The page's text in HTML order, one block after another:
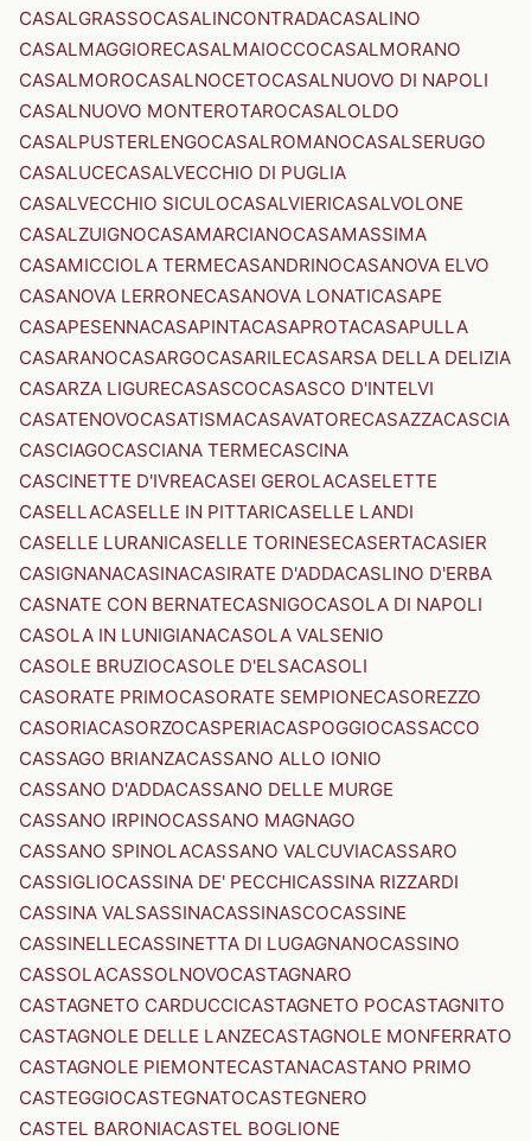
CASALGRASSOCASALINCONTRADACASALINO
CASALMAGGIORECASALMAIOCCOCASALMORANO
CASALMOROCASALNOCETOCASALNUOVO DI NAPOLI
CASALNUOVO MONTEROTAROCASALOLDO
CASALPUSTERLENGOCASALROMANOCASALSERUGO
CASALUCECASALVECCHIO DI PUGLIA
CASALVECCHIO SICULOCASALVIERICASALVOLONE
CASALZUIGNOCASAMARCIANOCASAMASSIMA
CASAMICCIOLA TERMECASANDRINOCASANOVA ELVO
CASANOVA LERRONECASANOVA LONATICASAPE
CASAPESENNACASAPINTACASAPROTACASAPULLA
CASARANOCASARGOCASARILECASARSA DELLA DELIZIA
CASARZA LIGURECASASCOCASASCO D'INTELVI
CASATENOVOCASATISMACASAVATORECASAZZACASCIA
CASCIAGOCASCIANA TERMECASCINA
CASCINETTE D'IVREACASEI GEROLACASELETTE
CASELLACASELLE IN PITTARICASELLE LANDI
CASELLE LURANICASELLE TORINESECASERTACASIER
CASIGNANACASINACASIRATE D'ADDACASLINO D'ERBA
CASNATE CON BERNATECASNIGOCASOLA DI NAPOLI
CASOLA IN LUNIGIANACASOLA VALSENIO
CASOLE BRUZIOCASOLE D'ELSACASOLI
CASORATE PRIMOCASORATE SEMPIONECASOREZZO
CASORIACASORZOCASPERIACASPOGGIOCASSACCO
CASSAGO BRIANZACASSANO ALLO IONIO
CASSANO D'ADDACASSANO DELLE MURGE
CASSANO IRPINOCASSANO MAGNAGO
CASSANO SPINOLACASSANO VALCUVIACASSARO
CASSIGLIOCASSINA DE' PECCHICASSINA RIZZARDI
CASSINA VALSASSINACASSINASCOCASSINE
CASSINELLECASSINETTA DI LUGAGNANOCASSINO
CASSOLACASSOLNOVOCASTAGNARO
CASTAGNETO CARDUCCICASTAGNETO POCASTAGNITO
CASTAGNOLE DELLE LANZECASTAGNOLE MONFERRATO
CASTAGNOLE PIEMONTECASTANACASTANO PRIMO
CASTEGGIOCASTEGNATOCASTEGNERO
CASTEL BARONIACASTEL BOGLIONE